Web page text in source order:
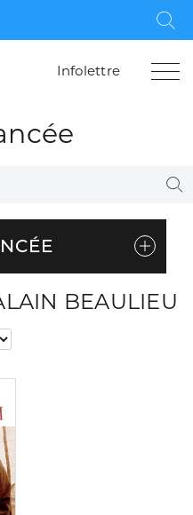
Infolettre
BEAULIEU